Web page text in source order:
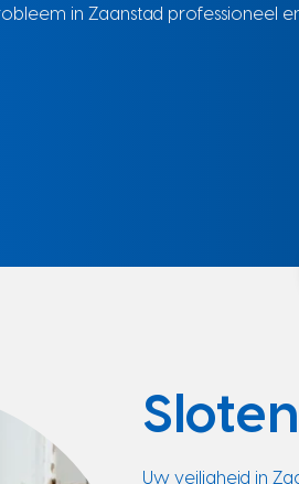
in Zaanstad professioneel
Uw veiligheid in